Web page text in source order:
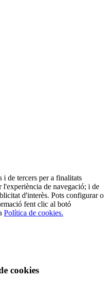
de tercers per a finalitats
de navegació; i de
d'interès. Pots configurar o
fent clic al botó
Política de cookies.
cookies